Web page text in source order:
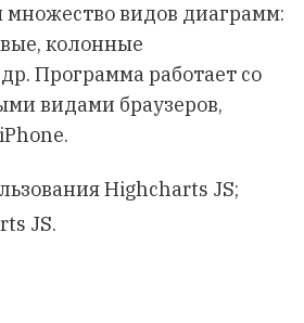
видов диаграмм:
колонные
Программа работает со
видами браузеров,
Highcharts JS;
JS.